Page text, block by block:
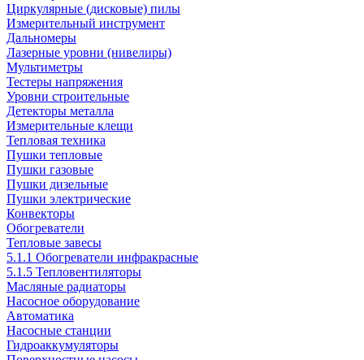
Циркулярные (дисковые) пилы
Измерительный инструмент
Дальномеры
Лазерные уровни (нивелиры)
Мультиметры
Тестеры напряжения
Уровни строительные
Детекторы металла
Измерительные клещи
Тепловая техника
Пушки тепловые
Пушки газовые
Пушки дизельные
Пушки электрические
Конвекторы
Обогреватели
Тепловые завесы
5.1.1 Обогреватели инфракрасные
5.1.5 Тепловентиляторы
Масляные радиаторы
Насосное оборудование
Автоматика
Насосные станции
Гидроаккумуляторы